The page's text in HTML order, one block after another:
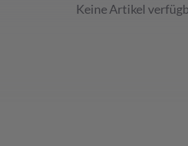
Keine Artikel